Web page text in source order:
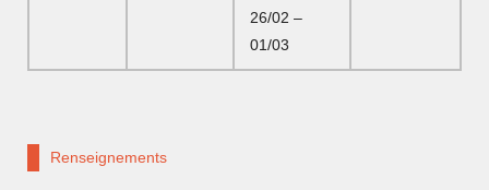
26/02 –
01/03
Renseignements